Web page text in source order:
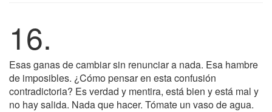
16.
Esas ganas de cambiar sin renunciar a nada. Esa hambre
de imposibles. ¿Cómo pensar en esta confusión
contradictoria? Es verdad y mentira, está bien y está mal y
no hay salida. Nada que hacer. Tómate un vaso de agua.